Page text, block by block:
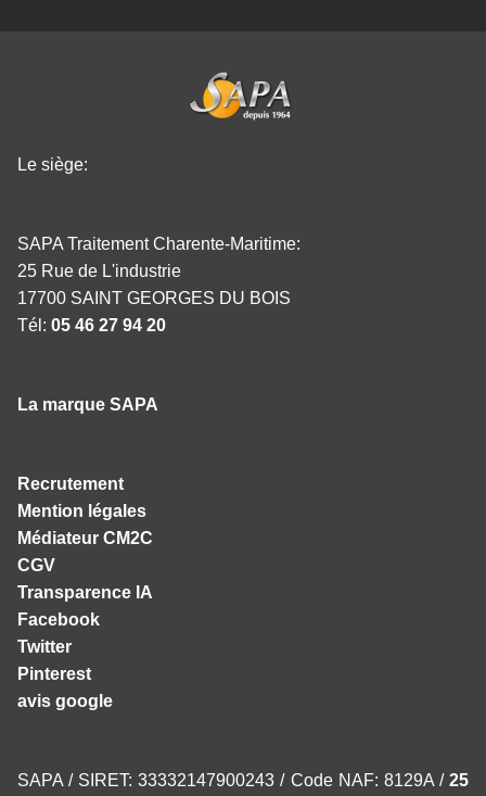
Le siège:
SAPA Traitement Charente-Maritime:
25 Rue de L'industrie
17700 SAINT GEORGES DU BOIS
Tél: 05 46 27 94 20
La marque SAPA
Recrutement
Mention légales
Médiateur CM2C
CGV
Transparence IA
Facebook
Twitter
Pinterest
avis google
SAPA / SIRET: 33332147900243 / Code NAF: 8129A / 25